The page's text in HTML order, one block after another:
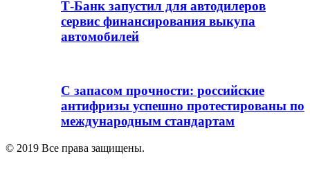
Т-Банк запустил для автодилеров
сервис финансирования выкупа
автомобилей
С запасом прочности: российские
антифризы успешно протестированы по
международным стандартам
© 2019 Все права защищены.